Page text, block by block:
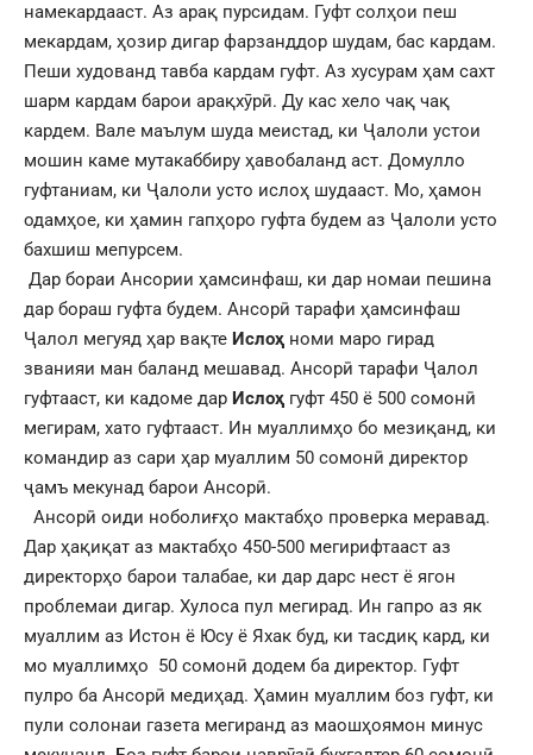
намекардааст. Аз арақ пурсидам. Гуфт солҳои пеш
мекардам, ҳозир дигар фарзанддор шудам, бас кардам.
Пеши худованд тавба кардам гуфт. Аз хусурам ҳам сахт
шарм кардам барои арақхӯрӣ. Ду кас хело чақ чақ
кардем. Вале маълум шуда меистад, ки Ҷалоли устои
мошин каме мутакаббиру ҳавобаланд аст. Домулло
гуфтаниам, ки Ҷалоли усто ислоҳ шудааст. Мо, ҳамон
одамҳое, ки ҳамин гапҳоро гуфта будем аз Ҷалоли усто
бахшиш мепурсем.
Дар бораи Ансории ҳамсинфаш, ки дар номаи пешина
дар бораш гуфта будем. Ансорӣ тарафи ҳамсинфаш
Ҷалол мегуяд ҳар вақте Ислоҳ номи маро гирад
званияи ман баланд мешавад. Ансорӣ тарафи Ҷалол
гуфтааст, ки кадоме дар Ислоҳ гуфт 450 ё 500 сомонӣ
мегирам, хато гуфтааст. Ин муаллимҳо бо мезиқанд, ки
командир аз сари ҳар муаллим 50 сомонӣ директор
ҷамъ мекунад барои Ансорӣ.
Ансорӣ оиди ноболиғҳо мактабҳо проверка меравад.
Дар ҳақиқат аз мактабҳо 450-500 мегирифтааст аз
директорҳо барои талабае, ки дар дарс нест ё ягон
проблемаи дигар. Хулоса пул мегирад. Ин гапро аз як
муаллим аз Истон ё Юсу ё Яхак буд, ки тасдиқ кард, ки
мо муаллимҳо 50 сомонӣ додем ба директор. Гуфт
пулро ба Ансорӣ медиҳад. Ҳамин муаллим боз гуфт, ки
пули солонаи газета мегиранд аз маошҳоямон минус